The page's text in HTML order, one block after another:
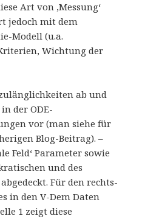
Art von ‚Messung‘
jedoch mit dem
Modell (u.a.
Wichtung der
ab und
der ODE-
vor (man siehe für
Blog-Beitrag). –
Feld‘ Parameter sowie
und des
Für den rechts-
in den V-Dem Daten
1 zeigt diese